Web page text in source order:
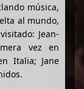
música,
al mundo,
Jean-
vez en
Italia; Jane